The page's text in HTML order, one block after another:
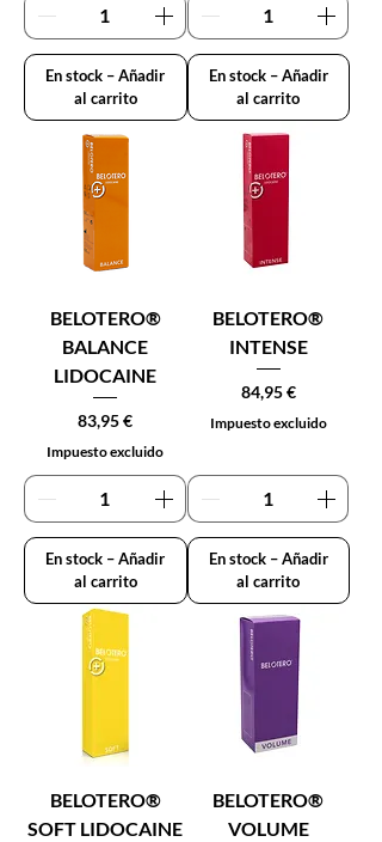
En stock – Añadir
al carrito
En stock – Añadir
al carrito
BELOTERO®
BALANCE
LIDOCAINE
Precio
83,95 €
Impuesto excluido
En stock – Añadir
al carrito
BELOTERO®
INTENSE
Precio
84,95 €
Impuesto excluido
En stock – Añadir
al carrito
BELOTERO®
SOFT LIDOCAINE
BELOTERO®
VOLUME